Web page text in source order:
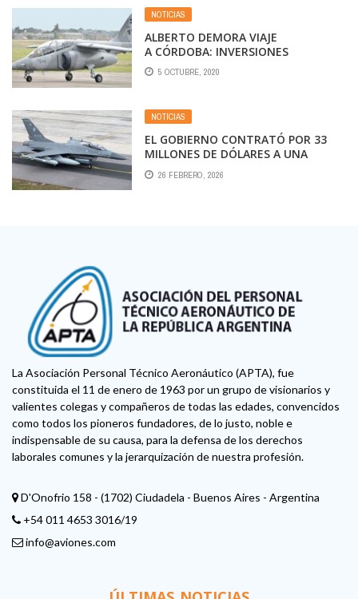
NOTICIAS
ALBERTO DEMORA VIAJE
A CÓRDOBA: INVERSIONES
MILITARES Y SCHIARETTI
5 OCTUBRE, 2020
NOTICIAS
EL GOBIERNO CONTRATÓ POR 33
MILLONES DE DÓLARES A UNA
EMPRESA CANADIENSE PARA
CAPACITAR A LOS PILOTOS DE LOS F-
26 FEBRERO, 2026
La Asociación Personal Técnico Aeronáutico (APTA), fue
constituida el 11 de enero de 1963 por un grupo de visionarios y
valientes colegas y compañeros de todas las edades, convencidos
como todos los pioneros fundadores, de lo justo, noble e
indispensable de su causa, para la defensa de los derechos
laborales comunes y la jerarquización de nuestra profesión.
D'Onofrio 158 - (1702) Ciudadela - Buenos Aires - Argentina
+54 011 4653 3016/19
info@aviones.com